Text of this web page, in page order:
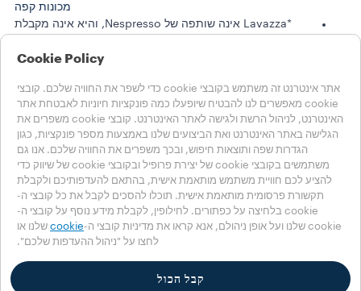
מכונות קפה
*Lavazza אינה שותפה של Nespresso, והיא אינה מקבלת
קיימות
LAVAZZA WORLD
עזרה
שאלות נפוצות
יצירת קשר
בחרו את המדינה שלכם
ישראל
ישראל
מדינות אחרות
Accessibility Statement
Cookie Policy
אתר אינטרנט זה משתמש בקובצי cookie כדי לשפר את החוויה שלכם. קובצי
cookie מאפשרים לנו להבטיח שיופעלו כמה פונקציות חיוניות לאבטחת אתר
האינטרנט, לניהול הרשת ולגישה לאתר האינטרנט. קובצי cookie משפרים את
הגלישה באתר האינטרנט ואת הביצועים שלנו באמצעות מספר פונקציות, כגון
הגדרות שפה ותוצאות חיפוש, ובכך משפרים את החוויה שלכם. אנו גם
משתמשים בקובצי cookie של יצירת פרופיל ובקובצי cookie של שיווק כדי
להציע לכם חוויית משתמש מותאמת אישית, בהתאם להעדפותיכם ולקבלת
תקשורת פרסומית מותאמת אישית. תוכלו להסכים לקבל את כל קובצי ה-
cookie בלחיצה על כפתורים. לחילופין, לקבלת מידע נוסף על קובצי ה-
cookie שלנו ועל אופן ניהולם, אנא קראו את מדיניות קובצי ה-
cookie שלנו או
לחצו על "ניהול ההעדפות שלכם".
קבל הכול